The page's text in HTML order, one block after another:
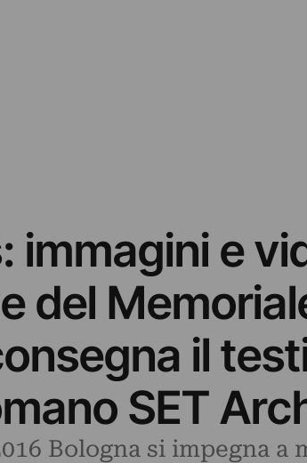
immagini e
del
il
SET
Bologna si impegna